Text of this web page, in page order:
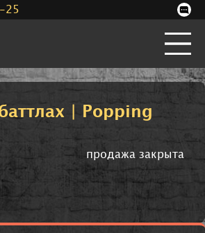
| Popping
продажа закрыта
25